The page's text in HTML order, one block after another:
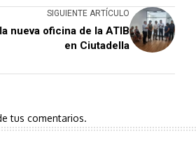
SIGUIENTE ARTÍCULO
nueva oficina de la ATIB
en Ciutadella
tus comentarios.